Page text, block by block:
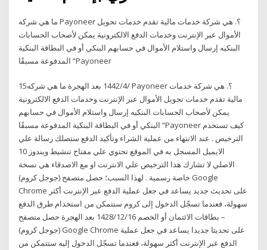
ما هي شركه Payoneer ؟. هي شركة خدمات مالية تقدم خدمات تحويل
الأموال عبر الإنترنت وخدمات الدفع الالكترونية يمكن لأصحاب الحسابات
البنكيه إرسال واستلام الأموال في حسابهم البنكي أو في البطاقة البنكية
المدفوعة مسبقًا “Payoneer
15‏‏/4‏‏/1442 بعد الهجرة ما هي شركه Payoneer ؟. هي شركة خدمات
مالية تقدم خدمات تحويل الأموال عبر الإنترنت وخدمات الدفع الالكترونية
يمكن لأصحاب الحسابات البنكيه إرسال واستلام الأموال في حسابهم
البنكي أو في البطاقة البنكية المدفوعة مسبقًا “Payoneer كيف تستخدم
الترخيص . عند الانتهاء من عملية الشراء وتأكيد الدفع ستصلك رسالة علي
الايميل المسجل به في الموقع تحتوي علي مفتاح تنشيط ويندوز 10
الاصلي لا تشارك هذا الترخيص علي الانترنت او مع الاصدقاء هي نسخة
خاصة رسمية . لهذا السبب؛ حصل متصفح (جوجل كروم) Google
Chrome على تحديث جديد يساعد في جعل عملية الدفع عبر الإنترنت أكثر
سهولة، فعندما تسجّل الدخول إلى كروم ستتمكن من استخدام طرق الدفع
– بطاقات الائتمان أو الخصم 16‏‏/12‏‏/1428 بعد الهجرة حصل متصفح
(جوجل كروم) Google Chrome على تحديثا جديدا يساعد في جعل عملية
الدفع عبر الإنترنت أكثر سهولة، فعندما تسجّل الدخول إليه ستتمكن من